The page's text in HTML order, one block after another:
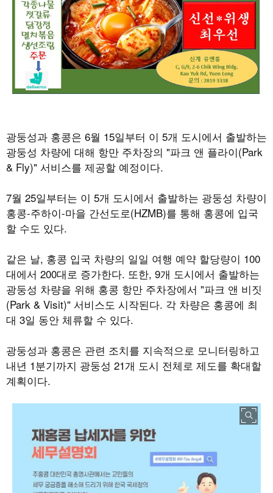
광둥성과 홍콩은 6월 15일부터 이 5개 도시에서 출발하는
광둥성 차량에 대해 항만 주차장의 "파크 앤 플라이(Park
& Fly)" 서비스를 제공할 예정이다.
7월 25일부터는 이 5개 도시에서 출발하는 광둥성 차량이
홍콩-주하이-마을 간선도로(HZMB)를 통해 홍콩에 입국
할 수도 있다.
같은 날, 홍콩 입국 차량의 일일 여행 예약 할당량이 100
대에서 200대로 증가한다. 또한, 9개 도시에서 출발하는
광둥성 차량을 위해 홍콩 항만 주차장에서 "파크 앤 비짓
(Park & Visit)" 서비스도 시작된다. 각 차량은 홍콩에 최
대 3일 동안 체류할 수 있다.
광둥성과 홍콩은 관련 조치를 지속적으로 모니터링하고
내년 1분기까지 광둥성 21개 도시 전체로 제도를 확대할
계획이다.